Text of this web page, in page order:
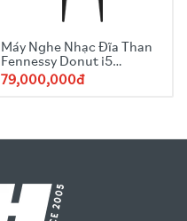
Máy Nghe Nhạc Đĩa Than
Fennessy Donut i5
Quicksand 2025
79,000,000đ